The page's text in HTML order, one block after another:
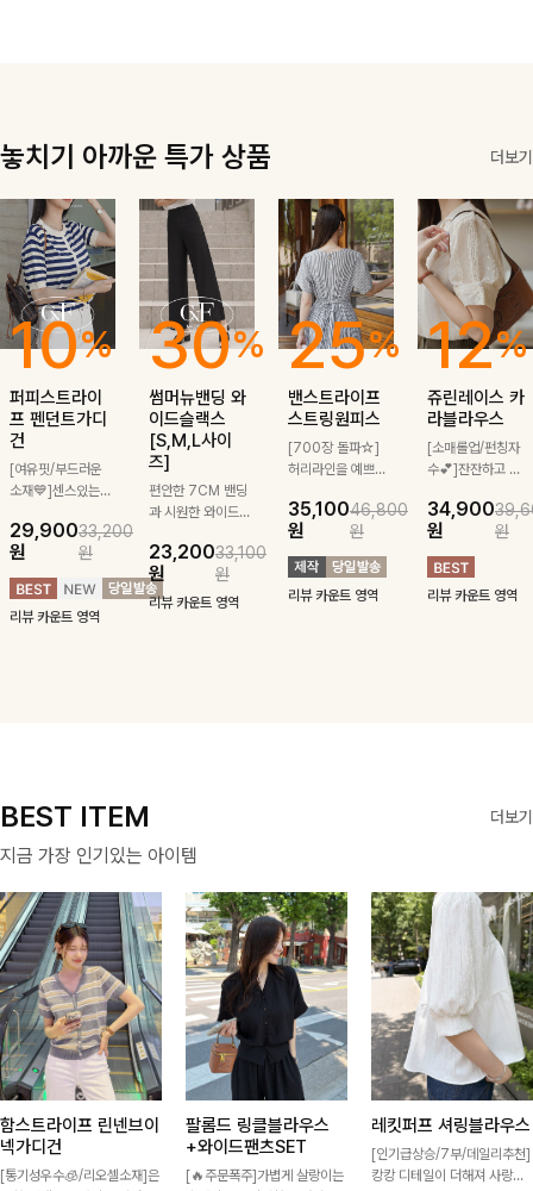
🤍
놓치기 아까운 특가 상품 더보기
10%
퍼피스트라이
프 펜던트가디
건
[여유핏/부드러운
소재💙]센스있는
귀여운 퍼피 펜던
트로 포인트를 선
사하는 니트 가디
건을 소개할게요 :)
29,900
원
33,200
원
리뷰 카운트 영역
30%
썸머뉴밴딩 와
이드슬랙스
[S,M,L사이
즈]
편안한 7CM 밴딩
과 시원한 와이드
로 여름 잡아보자 !
23,200
원
33,100
원
리뷰 카운트 영역
25%
밴스트라이프
스트링원피스
[700장 돌파☆]
허리라인을 예쁘게
깔끔한 스트라이프
패턴에 링클프리!
💙플레어지는 롱한
기장감까지 완벽한
데일리 원피스:B
35,100
원
46,800
원
리뷰 카운트 영역
12%
쥬린레이스 카
라블라우스
[소매롤업/펀칭자
수💕]잔잔하고 고
테일이 사랑스러운
블라우스-페미닌
하면서 여리한 무
드로 즐겨지는
ITEM
34,900
원
원
리뷰 카운트 영역
BEST ITEM 더보기
지금 가장 인기있는 아이템
함스트라이프 린넨브이
넥가디건
[통기성우수🧊/리오셀소재]은
팔롬드 링클블라우스
+와이드팬츠SET
[🔥주문폭주]가볍게 살랑이는
레킷퍼프 셔링블라우스
[인기급상승/7부/데일리추천]
캉캉 디테일이 더해져 사랑스